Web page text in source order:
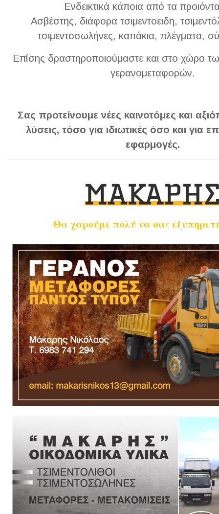
Ενδεικτικά κάποια από τα
Ασβέστης, διάφορα τσιμεντοειδη,
τσιμεντοσωλήνες, καπάκια, πλέγματα,
Επίσης δραστηροποιούμαστε και στο χώρο
γερανομεταφορών.
Σας προτείνουμε νέες καινοτόμες και
λύσεις, τόσο για ιδιωτικές όσο και για
εφαρμογές.
Θα χαρούμε πολύ να σας